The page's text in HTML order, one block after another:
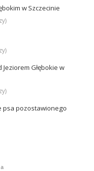
w Szczecinie
Głębokie w
psa pozostawionego